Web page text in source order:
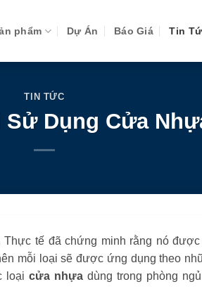
phẩm Dự Án Báo Giá Tin
TIN TỨC
Dụng Cửa
tế đã chứng minh rằng nó
mỗi loại sẽ được ứng dụng theo
loạicửa nhựa dùng trong phòng